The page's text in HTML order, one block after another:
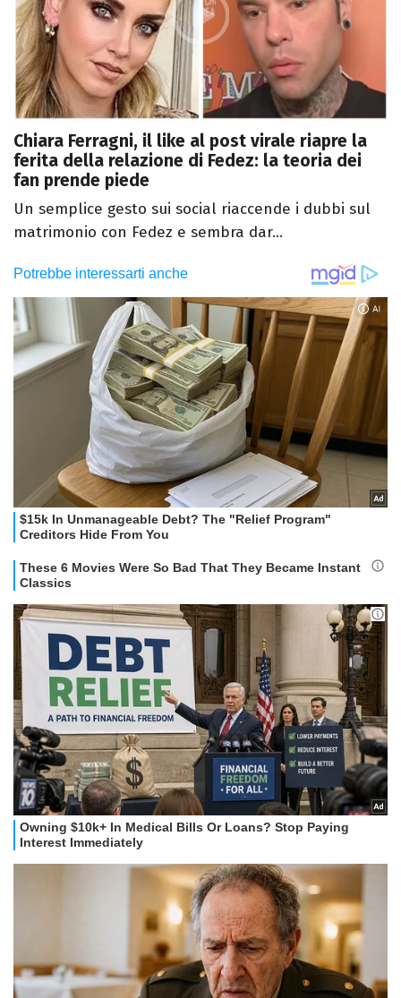
Chiara Ferragni, il like al post virale riapre la
ferita della relazione di Fedez: la teoria dei
fan prende piede
Un semplice gesto sui social riaccende i dubbi sul
matrimonio con Fedez e sembra dar...